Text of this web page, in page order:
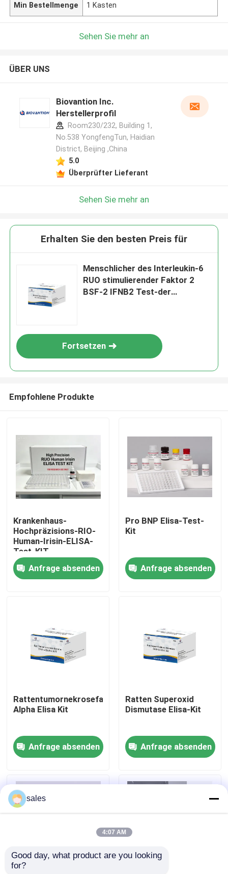
Heim
Über uns
Qualitätskontrolle
Kontakt mit uns
Rechtssachen
ELISA Test Kit
Min Bestellmenge 1 Kasten
Sehen Sie mehr an
ÜBER UNS
Biovantion Inc.
Herstellerprofil
Room230/232, Building 1,
No.538 YongfengTun, Haidian
District, Beijing ,China
5.0
Überprüfter Lieferant
Sehen Sie mehr an
Erhalten Sie den besten Preis für
Menschlicher des Interleukin-6
RUO stimulierender Faktor 2
BSF-2 IFNB2 Test-der
Fortsetzen
Empfohlene Produkte
Krankenhaus-
Hochpräzisions-RIO-
Human-Irisin-ELISA-
Test-KIT
Anfrage absenden
Pro BNP Elisa-Test-
Kit
Anfrage absenden
Rattentumornekrosefaktor
Alpha Elisa Kit
Anfrage absenden
Ratten Superoxid
Dismutase Elisa-Kit
Anfrage absenden
sales
4:07 AM
Good day, what product are you looking
for?